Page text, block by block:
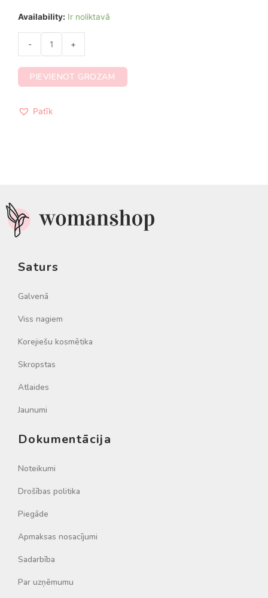
Availability: Ir noliktavā
- +
PIEVIENOT GROZAM
Patīk
Saturs
Galvenā
Viss nagiem
Korejiešu kosmētika
Skropstas
Atlaides
Jaunumi
Dokumentācija
Noteikumi
Drošības politika
Piegāde
Apmaksas nosacījumi
Sadarbība
Par uzņēmumu